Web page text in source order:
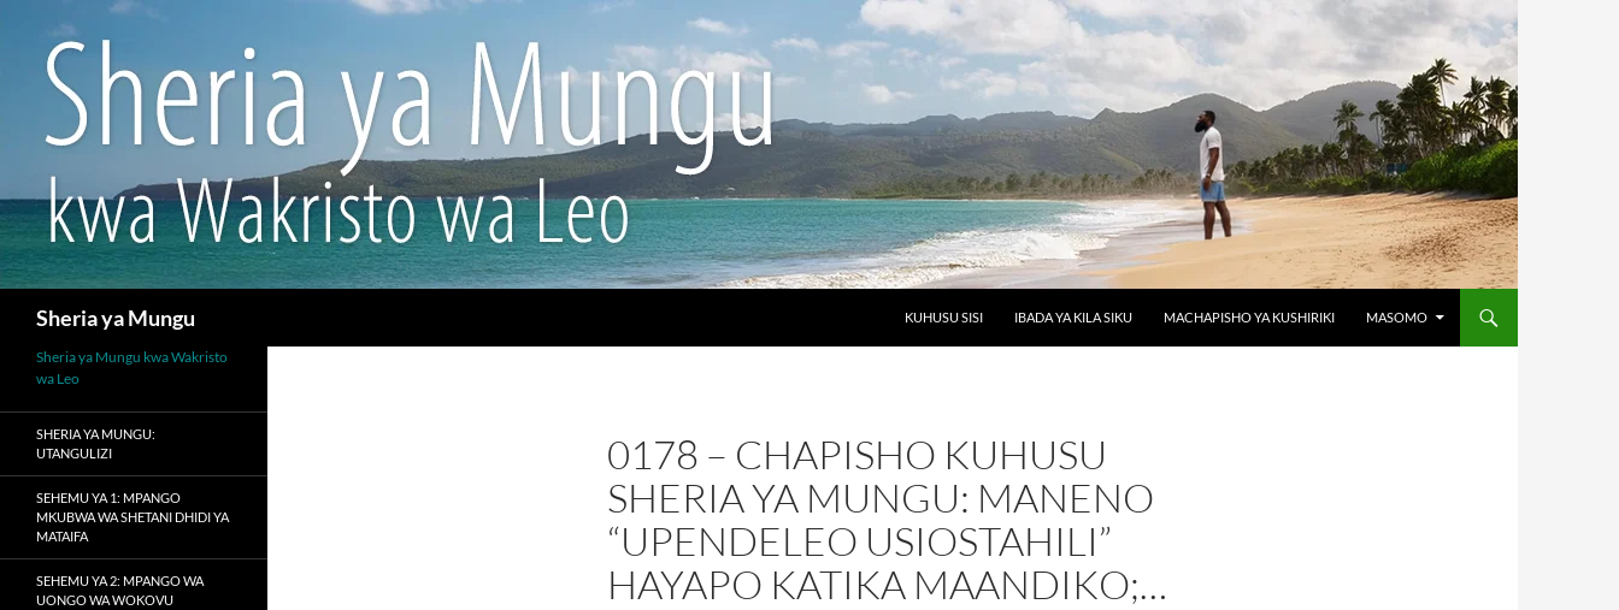
Sheria ya Mungu
KUHUSU SISI
IBADA YA KILA SIKU MACHAPISHO YA KUSHIRIKI MASOMO
0178 – CHAPISHO KUHUSU
SHERIA YA MUNGU: MANENO
“UPENDELEO USIOSTAHILI”
HAYAPO KATIKA MAANDIKO;…
Sheria ya Mungu kwa Wakristo
wa Leo
SHERIA YA MUNGU:
UTANGULIZI
SEHEMU YA 1: MPANGO
MKUBWA WA SHETANI DHIDI YA
MATAIFA
SEHEMU YA 2: MPANGO WA
UONGO WA WOKOVU